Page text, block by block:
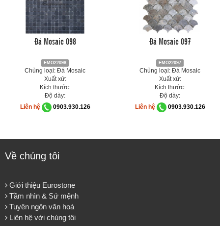
Đá Mosaic 098
EMO22098
Chủng loại: Đá Mosaic
Xuất xứ:
Kích thước:
Độ dày:
Liên hệ
0903.930.126
Đá Mosaic 097
EMO22097
Chủng loại: Đá Mosaic
Xuất xứ:
Kích thước:
Độ dày:
Liên hệ
0903.930.126
Về chúng tôi
Giới thiệu Eurostone
Tầm nhìn & Sứ mệnh
Tuyên ngôn văn hoá
Liên hệ với chúng tôi